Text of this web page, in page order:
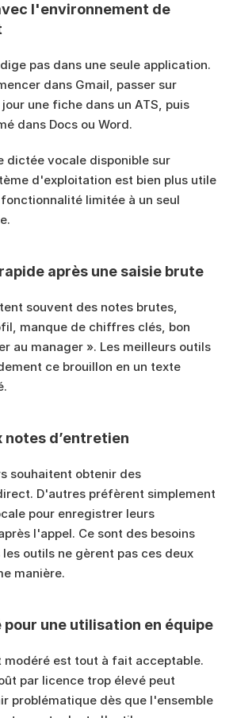
l'environnement de
pas dans une seule application.
dans Gmail, passer sur
une fiche dans un ATS, puis
dans Docs ou Word.
dictée vocale disponible sur
d'exploitation est bien plus utile
limitée à un seul
après une saisie brute
souvent des notes brutes,
manque de chiffres clés, bon
au manager ». Les meilleurs outils
ce brouillon en un texte
d’entretien
souhaitent obtenir des
D'autres préfèrent simplement
pour enregistrer leurs
l'appel. Ce sont des besoins
outils ne gèrent pas ces deux
manière.
une utilisation en équipe
modéré est tout à fait acceptable.
par licence trop élevé peut
problématique dès que l'ensemble